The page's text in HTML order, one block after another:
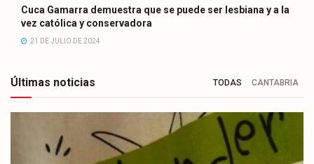
Cuca Gamarra demuestra que se puede ser lesbiana y a la
vez católica y conservadora
21 DE JULIO DE 2024
Últimas noticias TODAS CANTABRIA